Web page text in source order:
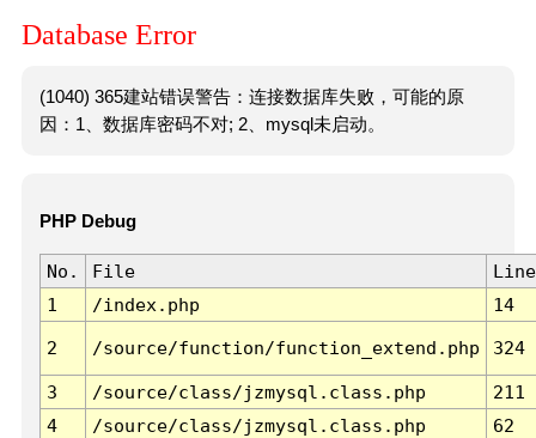
Database Error
(1040) 365建站错误警告：连接数据库失败，可能的原
因：1、数据库密码不对; 2、mysql未启动。
PHP Debug
No. File
Line
1
/index.php 14
2 /source/function/function_extend.php 324
3 /source/class/jzmysql.class.php
211
4
/source/class/jzmysql.class.php
62